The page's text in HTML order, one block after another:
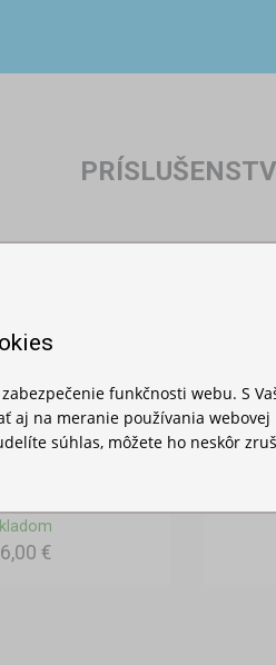
€
funkčnosti webu. S
aj na meranie používania webovej
súhlas, môžete ho neskôr